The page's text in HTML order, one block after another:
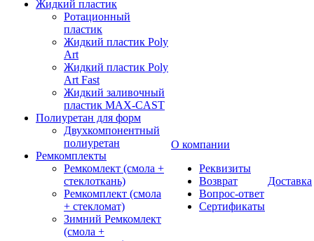
Жидкий пластик
Ротационный
пластик
Жидкий пластик Poly
Art
Жидкий пластик Poly
Art Fast
Жидкий заливочный
пластик MAX-CAST
Полиуретан для форм
Двухкомпонентный
полиуретан
Ремкомплекты
Ремкомлект (смола +
стеклоткань)
Ремкомплект (смола
+ стекломат)
Зимний Ремкомлект
(смола +
О компании
Реквизиты
Возврат
Вопрос-ответ
Сертификаты
Доставка